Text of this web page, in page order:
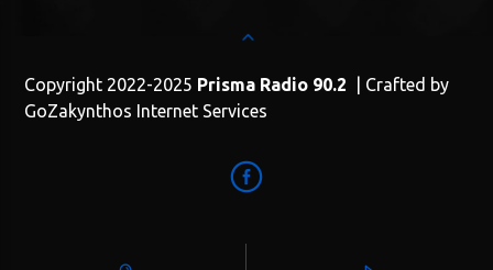
Copyright 2022-2025 Prisma Radio 90.2 | Crafted by
GoZakynthos Internet Services